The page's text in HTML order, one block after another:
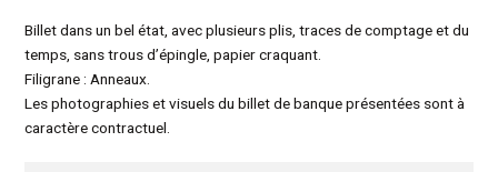
Billet dans un bel état, avec plusieurs plis, traces de comptage et du
temps, sans trous d’épingle, papier craquant.
Filigrane : Anneaux.
Les photographies et visuels du billet de banque présentées sont à
caractère contractuel.